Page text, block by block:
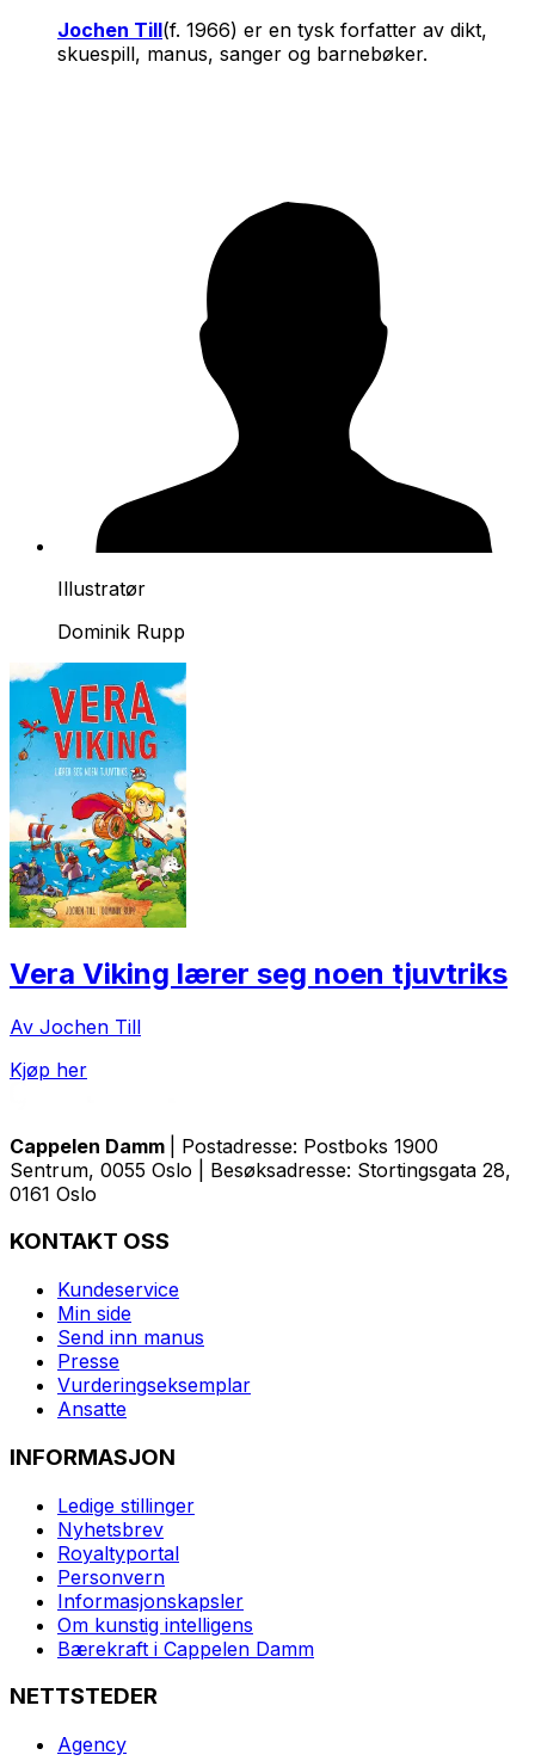
Jochen Till(f. 1966) er en tysk forfatter av dikt,
skuespill, manus, sanger og barnebøker.
Illustratør
Dominik Rupp
Vera Viking lærer seg noen tjuvtriks
Av Jochen Till
Kjøp her
Cappelen Damm
| Postadresse: Postboks 1900
Sentrum, 0055 Oslo | Besøksadresse: Stortingsgata 28,
0161 Oslo
KONTAKT OSS
Kundeservice
Min side
Send inn manus
Presse
Vurderingseksemplar
Ansatte
INFORMASJON
Ledige stillinger
Nyhetsbrev
Royaltyportal
Personvern
Informasjonskapsler
Om kunstig intelligens
Bærekraft i Cappelen Damm
NETTSTEDER
Agency